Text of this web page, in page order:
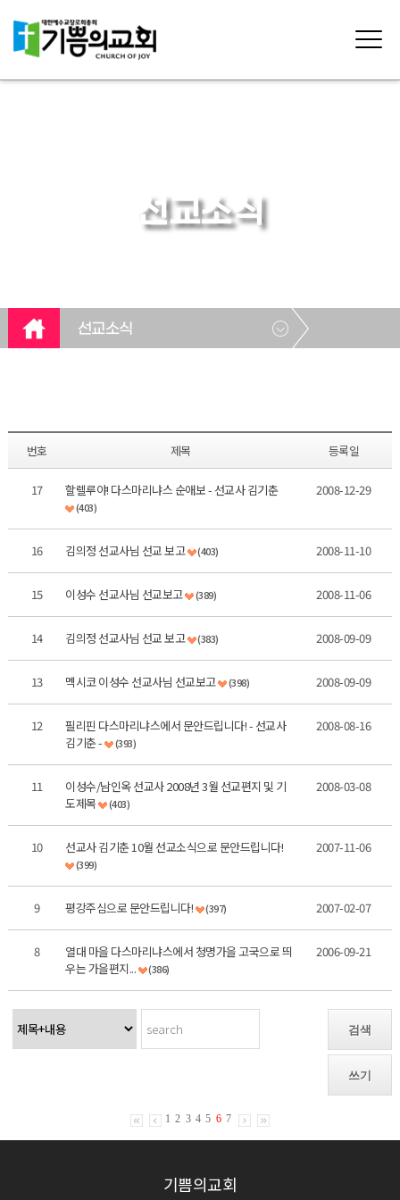
선교소식
선교소식
번호 제목 등록일
17 할렐루야! 다스마리냐스 순애보 - 선교사 김기춘
(403)
2008-12-29
16 김의정 선교사님 선교 보고 (403) 2008-11-10
15 이성수 선교사님 선교보고 (389) 2008-11-06
14 김의정 선교사님 선교 보고 (383) 2008-09-09
13 멕시코 이성수 선교사님 선교보고 (398) 2008-09-09
12
필리핀 다스마리냐스에서 문안드립니다! - 선교사
김기춘 -
(393)
2008-08-16
11
이성수/남인옥 선교사 2008년 3월 선교편지 및 기
도제목
(403)
2008-03-08
10 선교사 김기춘 10월 선교소식으로 문안드립니다!
(399)
2007-11-06
9 평강주심으로 문안드립니다! (397) 2007-02-07
8
열대 마을 다스마리냐스에서 청명가을 고국으로 띄
우는 가을편지...
(386)
2006-09-21
검색
쓰기
1 2 3 4 5 6 7
기쁨의교회